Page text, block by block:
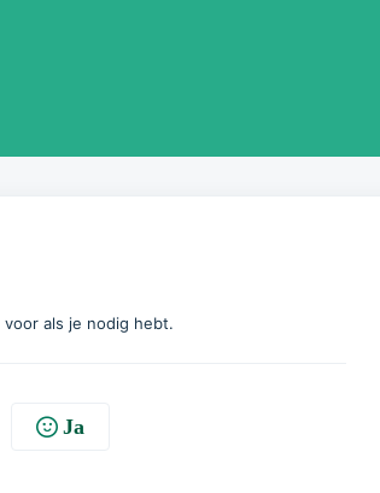
voor als je nodig hebt.
Ja